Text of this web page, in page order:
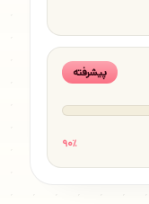
پیشرفته
۹۰٪